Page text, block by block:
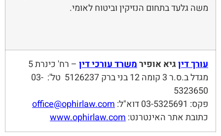
משה גלעד בתחום הנזיקין וביטוח לאומי.
עורך דיןגיא אופירמשרד עורכי דין
– רח' כינרת 5
מגדל ב.ס.ר 3 קומה 12 בני ברק 5126237 טל': 03-
5323650
פקס: 03-5325691 דוא"ל:
office@ophirlaw.com
כתובת אתר האינטרנט:www.ophirlaw.com